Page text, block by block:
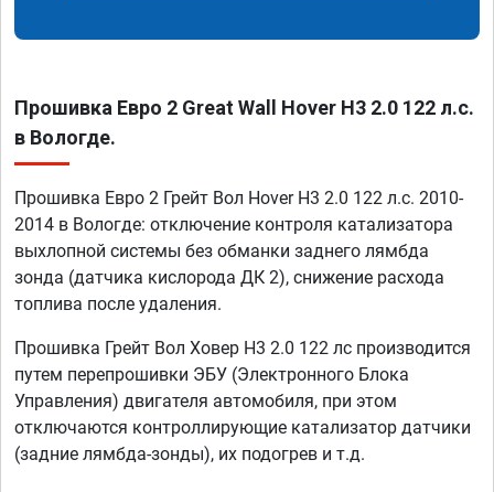
Прошивка Евро 2 Great Wall Hover H3 2.0 122 л.с.
в Вологде.
Прошивка Евро 2 Грейт Вол Hover H3 2.0 122 л.с. 2010-
2014 в Вологде: отключение контроля катализатора
выхлопной системы без обманки заднего лямбда
зонда (датчика кислорода ДК 2), снижение расхода
топлива после удаления.
Прошивка Грейт Вол Ховер Н3 2.0 122 лс производится
путем перепрошивки ЭБУ (Электронного Блока
Управления) двигателя автомобиля, при этом
отключаются контроллирующие катализатор датчики
(задние лямбда-зонды), их подогрев и т.д.